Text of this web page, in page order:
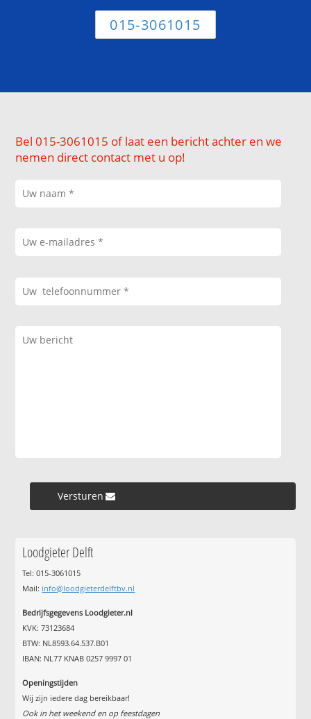
015-3061015
Bel 015-3061015 of laat een bericht achter en we
nemen direct contact met u op!
Versturen »
Loodgieter Delft
Tel: 015-3061015
Mail: info@loodgieterdelftbv.nl
Bedrijfsgegevens Loodgieter.nl
KVK: 73123684
BTW: NL8593.64.537.B01
IBAN: NL77 KNAB 0257 9997 01
Openingstijden
Wij zijn iedere dag bereikbaar!
Ook in het weekend en op feestdagen